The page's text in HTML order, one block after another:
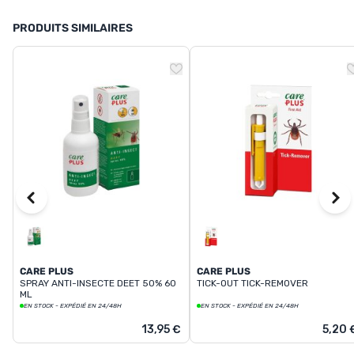
PRODUITS SIMILAIRES
CARE PLUS
SPRAY ANTI-INSECTE DEET 50% 60
ML
EN STOCK - EXPÉDIÉ EN 24/48H
13,95 €
CARE PLUS
TICK-OUT TICK-REMOVER
EN STOCK - EXPÉDIÉ EN 24/48H
5,20